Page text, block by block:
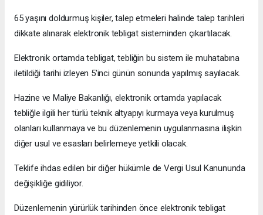
65 yaşını doldurmuş kişiler, talep etmeleri halinde talep tarihleri
dikkate alınarak elektronik tebligat sisteminden çıkartılacak.
Elektronik ortamda tebligat, tebliğin bu sistem ile muhatabına
iletildiği tarihi izleyen 5'inci günün sonunda yapılmış sayılacak.
Hazine ve Maliye Bakanlığı, elektronik ortamda yapılacak
tebliğle ilgili her türlü teknik altyapıyı kurmaya veya kurulmuş
olanları kullanmaya ve bu düzenlemenin uygulanmasına ilişkin
diğer usul ve esasları belirlemeye yetkili olacak.
Teklife ihdas edilen bir diğer hükümle de Vergi Usul Kanununda
değişikliğe gidiliyor.
Düzenlemenin yürürlük tarihinden önce elektronik tebligat